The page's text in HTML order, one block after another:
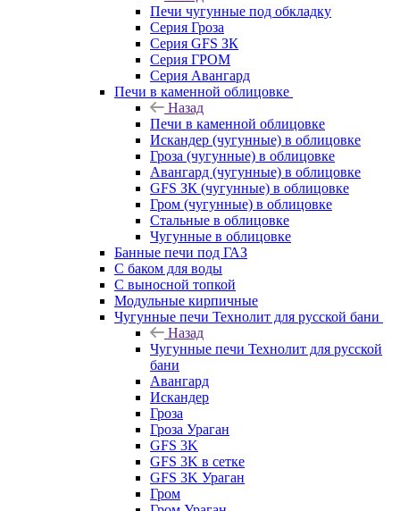
Печи чугунные под обкладку
Серия Гроза
Серия GFS ЗК
Серия ГРОМ
Серия Авангард
Печи в каменной облицовке
Назад
Печи в каменной облицовке
Искандер (чугунные) в облицовке
Гроза (чугунные) в облицовке
Авангард (чугунные) в облицовке
GFS ЗК (чугунные) в облицовке
Гром (чугунные) в облицовке
Стальные в облицовке
Чугунные в облицовке
Банные печи под ГАЗ
С баком для воды
С выносной топкой
Модульные кирпичные
Чугунные печи Технолит для русской бани
Назад
Чугунные печи Технолит для русской
бани
Авангард
Искандер
Гроза
Гроза Ураган
GFS 3K
GFS 3K в сетке
GFS 3K Ураган
Гром